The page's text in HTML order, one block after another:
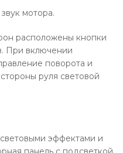
мотора.
расположены кнопки
При включении
поворота и
руля световой
эффектами и